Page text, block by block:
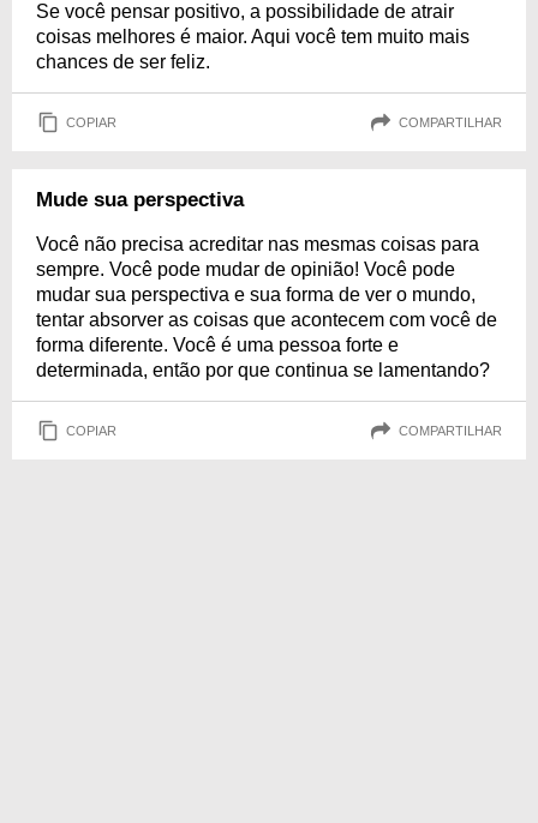
Se você pensar positivo, a possibilidade de atrair
coisas melhores é maior. Aqui você tem muito mais
chances de ser feliz.
COPIAR COMPARTILHAR
Mude sua perspectiva
Você não precisa acreditar nas mesmas coisas para
sempre. Você pode mudar de opinião! Você pode
mudar sua perspectiva e sua forma de ver o mundo,
tentar absorver as coisas que acontecem com você de
forma diferente. Você é uma pessoa forte e
determinada, então por que continua se lamentando?
COPIAR COMPARTILHAR